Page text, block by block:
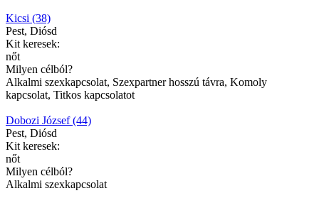
Kicsi (38)
Pest, Diósd
Kit keresek:
nőt
Milyen célból?
Alkalmi szexkapcsolat, Szexpartner hosszú távra, Komoly
kapcsolat, Titkos kapcsolatot
Dobozi József (44)
Pest, Diósd
Kit keresek:
nőt
Milyen célból?
Alkalmi szexkapcsolat